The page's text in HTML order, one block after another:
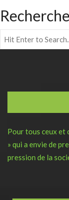
Pour tous ceux et
» qui a envie de
pression de la